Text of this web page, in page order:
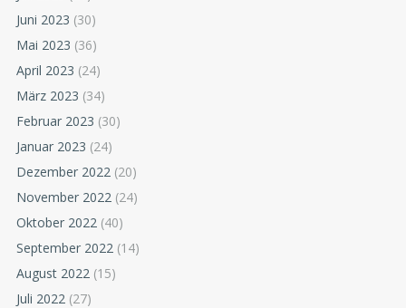
Juni 2023 (30)
Mai 2023 (36)
April 2023 (24)
März 2023 (34)
Februar 2023 (30)
Januar 2023 (24)
Dezember 2022 (20)
November 2022 (24)
Oktober 2022 (40)
September 2022 (14)
August 2022 (15)
Juli 2022 (27)